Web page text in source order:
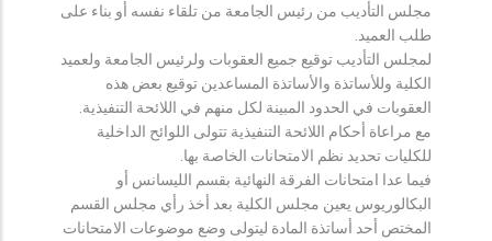
مجلس التأديب من رئيس الجامعة من تلقاء نفسه أو بناء على
طلب العميد.
لمجلس التأديب توقيع جميع العقوبات ولرئيس الجامعة ولعميد
الكلية وللأساتذة والأساتذة المساعدين توقيع بعض هذه
العقوبات في الحدود المبينة لكل منهم في اللائحة التنفيذية.
مع مراعاة أحكام اللائحة التنفيذية تتولى اللوائح الداخلية
للكليات تحديد نظم الامتحانات الخاصة بها.
فيما عدا امتحانات الفرقة النهائية بقسم الليسانس أو
البكالوريوس يعين مجلس الكلية بعد أخذ رأي مجلس القسم
المختص أحد أساتذة المادة ليتولى وضع موضوعات الامتحانات